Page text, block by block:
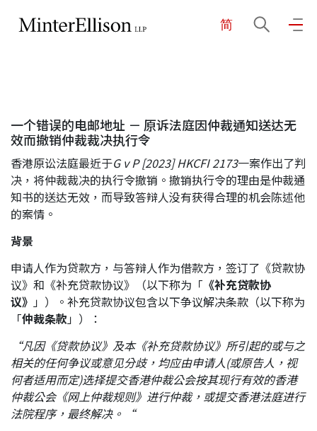
简
关于我们
业务领域
社区投入
联络我们
一个错误的电邮地址 － 原诉法庭因仲裁通知送达无
效而撤销仲裁裁决执行令
香港原讼法庭最近于G v P [2023] HKCFI 2173一案作出了判
决，将仲裁裁决的执行令撤销。撤销执行令的理由是仲裁通
知书的送达无效，而导致答辩人没有获得合理的机会陈述他
的案情。
背景
申请人作为贷款方，与答辩人作为借款方，签订了《贷款协
议》和《补充贷款协议》（以下称为「 《补充贷款协
议》 」）。补充贷款协议包含以下争议解决条款（以下称为
「仲裁条款」）：
“凡因《贷款协议》及本《补充贷款协议》所引起的或与之
相关的任何争议或意见分歧，均应由申请人(或原告人，视
何者适用而定)选择提交香港仲裁公会按其现行有效的香港
仲裁公会《网上仲裁规则》进行仲裁，或提交香港法庭进行
法院程序，最终解决。
“